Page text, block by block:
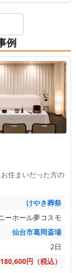
き、誠にありが
わたり大切な
回も故人様のご
ましたこと、心
ございますが、
ておりましたら
誠にありがと
例
住まいだった方の
けやき葬祭
ーホール夢コスモ
仙台市葛岡斎場
2日
180,600円（税込）